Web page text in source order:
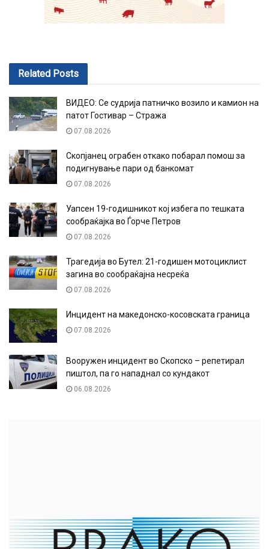
Related Posts
ВИДЕО: Се судрија патничко возило и камион на
патот Гостивар – Стража
07.08.2026
Скопјанец ограбен откако побарал помош за
подигнување пари од банкомат
07.08.2026
Уапсен 19-годишникот кој избега по тешката
сообраќајка во Ѓорче Петров
07.08.2026
Трагедија во Бутел: 21-годишен мотоциклист
загина во сообраќајна несреќа
07.08.2026
Инцидент на македонско-косовската граница
07.08.2026
Вооружен инцидент во Скопско – репетирал
пиштол, па го нападнал со кундакот
06.08.2026